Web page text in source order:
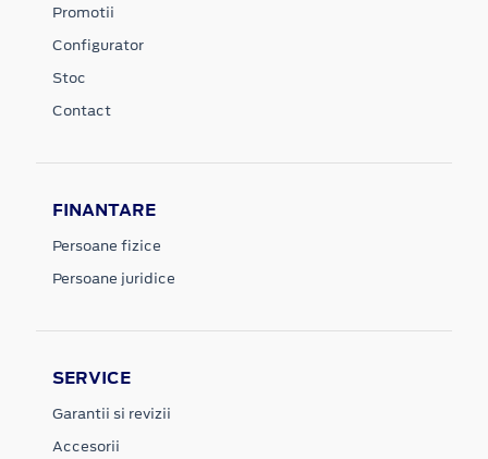
Promotii
Configurator
Stoc
Contact
FINANTARE
Persoane fizice
Persoane juridice
SERVICE
Garantii si revizii
Accesorii